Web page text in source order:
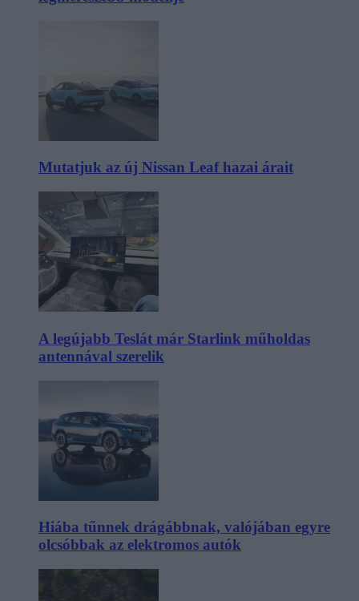
Mutatjuk az új Nissan Leaf hazai árait
A legújabb Teslát már Starlink műholdas
antennával szerelik
Hiába tűnnek drágábbnak, valójában egyre
olcsóbbak az elektromos autók